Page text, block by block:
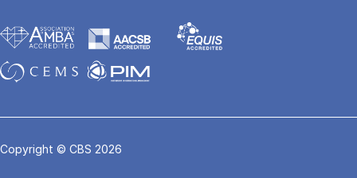
Copyright © CBS 2026